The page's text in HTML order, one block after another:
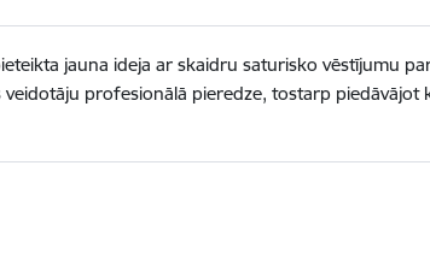
jauna ideja ar skaidru saturisko vēstījumu
profesionālā pieredze, tostarp